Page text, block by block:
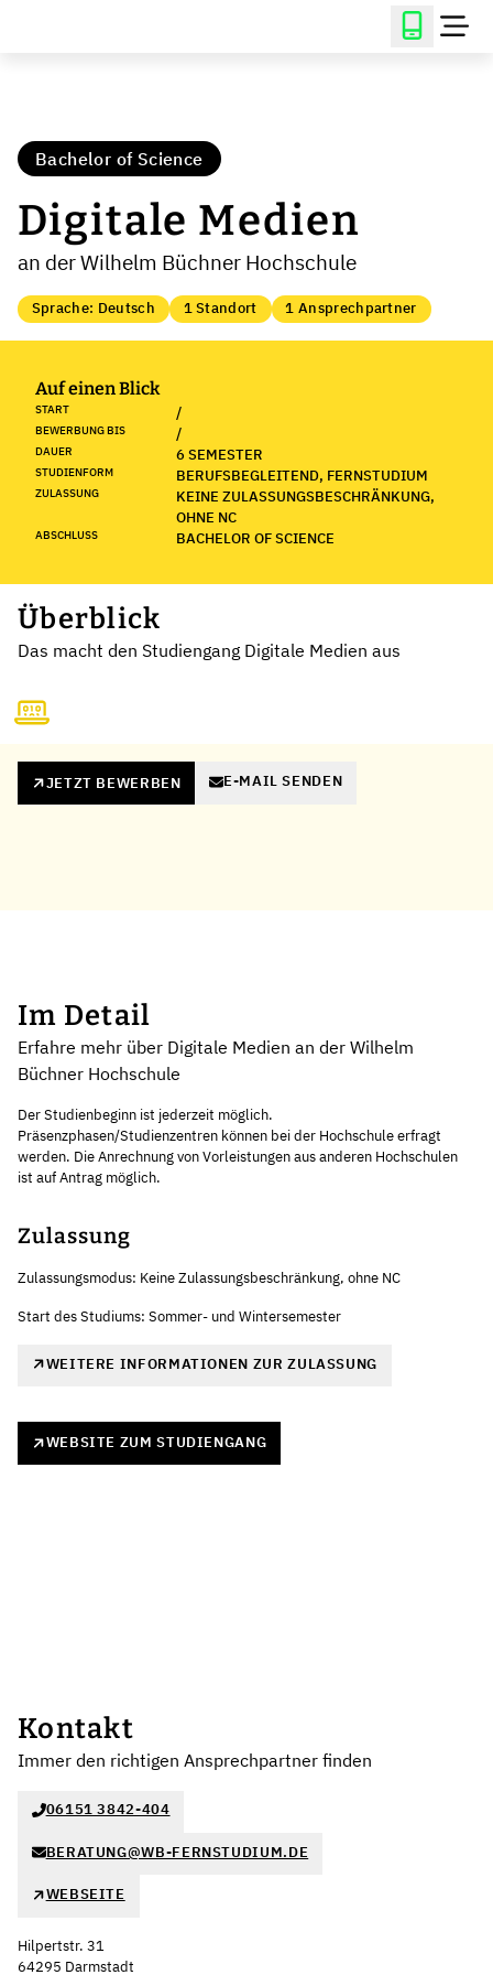
Bachelor of Science
Digitale Medien
an der Wilhelm Büchner Hochschule
Sprache: Deutsch 1 Standort 1 Ansprechpartner
Auf einen Blick
START /
BEWERBUNG BIS /
DAUER 6 SEMESTER
STUDIENFORM BERUFSBEGLEITEND, FERNSTUDIUM
ZULASSUNG
KEINE ZULASSUNGSBESCHRÄNKUNG,
OHNE NC
ABSCHLUSS BACHELOR OF SCIENCE
Überblick
Das macht den Studiengang Digitale Medien aus
JETZT BEWERBEN E-MAIL SENDEN
Im Detail
Erfahre mehr über Digitale Medien an der Wilhelm
Büchner Hochschule
Der Studienbeginn ist jederzeit möglich.
Präsenzphasen/Studienzentren können bei der Hochschule erfragt
werden. Die Anrechnung von Vorleistungen aus anderen Hochschulen
ist auf Antrag möglich.
Zulassung
Zulassungsmodus: Keine Zulassungsbeschränkung, ohne NC
Start des Studiums: Sommer- und Wintersemester
WEITERE INFORMATIONEN ZUR ZULASSUNG
WEBSITE ZUM STUDIENGANG
Kontakt
Immer den richtigen Ansprechpartner finden
06151 3842-404
BERATUNG@WB-FERNSTUDIUM.DE
WEBSEITE
Hilpertstr. 31
64295 Darmstadt